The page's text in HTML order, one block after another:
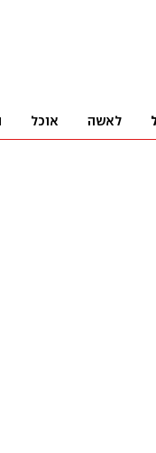
לאשה אוכל